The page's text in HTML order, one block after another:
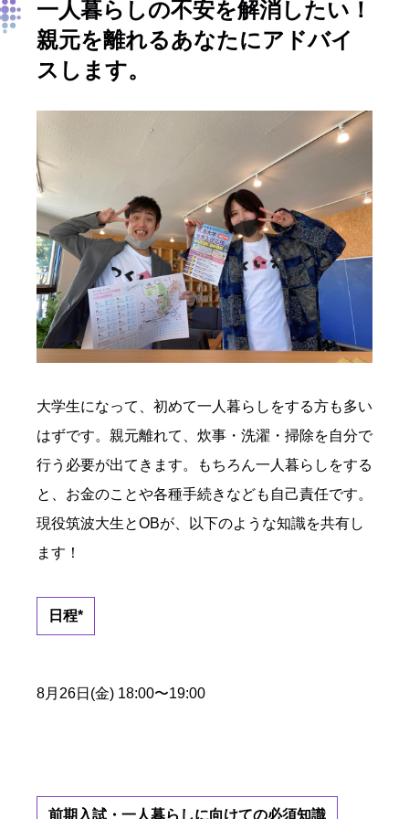
一人暮らしの不安を解消したい！
親元を離れるあなたにアドバイ
スします。
大学生になって、初めて一人暮らしをする方も多い
はずです。親元離れて、炊事・洗濯・掃除を自分で
行う必要が出てきます。もちろん一人暮らしをする
と、お金のことや各種手続きなども自己責任です。
現役筑波大生とOBが、以下のような知識を共有し
ます！
日程*
8月26日(金) 18:00〜19:00
前期入試・一人暮らしに向けての必須知識